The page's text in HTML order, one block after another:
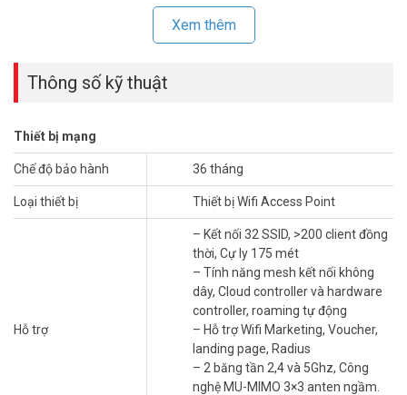
Thiết bị mạng Grandstream
GWN7615 bao gồm hỗ trợ QoS nâng
cao, ứng dụng thời gian thực có độ trễ thấp, mạng lưới, cổng cố
định, hơn 200 máy khách đồng thời trên mỗi AP và cổng mạng
là giải pháp có thể mở rộng như lớn hoặc
nhỏ khi cần thiết cho kịch bản triển khai, từ các tòa nhà văn phòng
đến các địa điểm retail, khách sạn, v.v. Để đảm bảo cài đặt và quản
GWN7615 sử dụng thiết kế quản lý mạng
phân tán không có bộ điều khiển, trong đó bộ điều khiển được
nhúng trong web của sản phẩm giao diện người dùng. GWN7615
Xem thêm
Thông số kỹ thuật
Thiết bị mạng
Chế độ bảo hành 36 tháng
Loại thiết bị Thiết bị Wifi Access Point
Hỗ trợ
– Kết nối 32 SSID, >200 client đồng
thời, Cự ly 175 mét
– Tính năng mesh kết nối không
dây, Cloud controller và hardware
controller, roaming tự động
– Hỗ trợ Wifi Marketing, Voucher,
landing page, Radius
– 2 băng tần 2,4 và 5Ghz, Công
nghệ MU-MIMO 3×3 anten ngầm.